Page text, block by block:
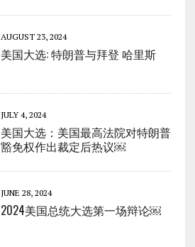
AUGUST 23, 2024
美国大选: 特朗普与拜登 哈里斯
JULY 4, 2024
美国大选：美国最高法院对特朗普
豁免权作出裁定后热议￼
JUNE 28, 2024
2024美国总统大选第一场辩论￼